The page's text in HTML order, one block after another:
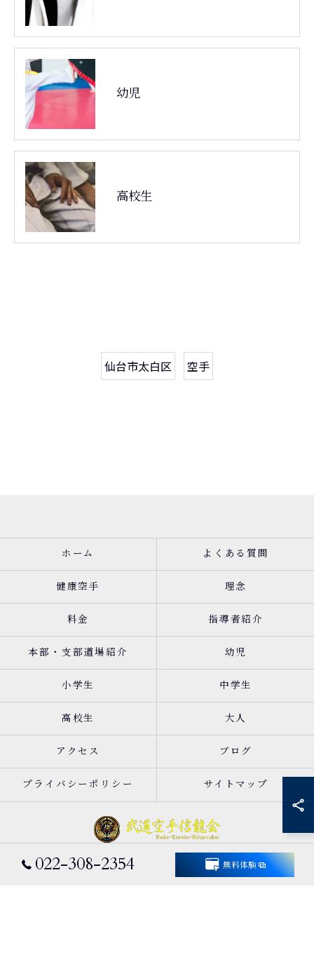
幼児
高校生
仙台市太白区 空手
022-308-2354 無料体験
ホーム よくある質問
健康空手 理念
料金 指導者紹介
本部・支部道場紹介 幼児
小学生 中学生
高校生 大人
アクセス ブログ
プライバシーポリシー サイトマップ
© 2026 宮城県仙台市太白区の空手なら武道空手信龍会 ALL RIGHTS RESERVED.